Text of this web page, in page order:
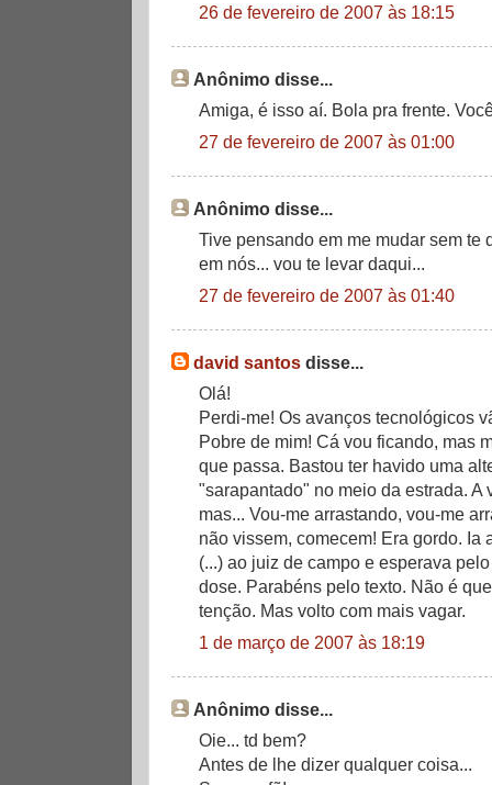
26 de fevereiro de 2007 às 18:15
Anônimo disse...
Amiga, é isso aí. Bola pra frente.
27 de fevereiro de 2007 às 01:00
Anônimo disse...
Tive pensando em me mudar sem te
em nós... vou te levar daqui...
27 de fevereiro de 2007 às 01:40
david santos disse...
Olá!
Perdi-me! Os avanços tecnológicos
Pobre de mim! Cá vou ficando, mas
que passa. Bastou ter havido uma
"sarapantado" no meio da estrada. A
mas... Vou-me arrastando, vou-me
não vissem, comecem! Era gordo. Ia
(...) ao juiz de campo e esperava
dose. Parabéns pelo texto. Não é
tenção. Mas volto com mais vagar.
1 de março de 2007 às 18:19
Anônimo disse...
Oie... td bem?
Antes de lhe dizer qualquer coisa...